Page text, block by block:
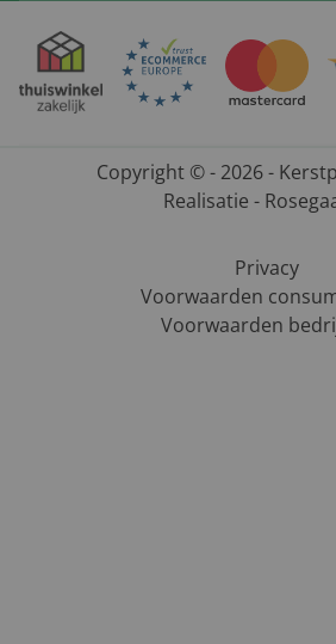
Copyright © - 2026 -
Realisatie -
Privacy
Voorwaarden
Voorwaarden